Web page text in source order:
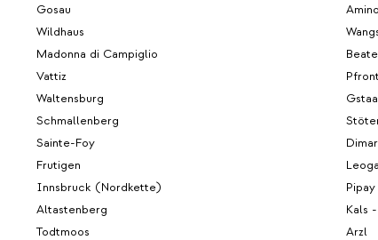
Gosau
Wildhaus
Madonna di Campiglio
Vattiz
Waltensburg
Schmallenberg
Sainte-Foy
Frutigen
Innsbruck (Nordkette)
Altastenberg
Todtmoos
Pipay
Kals
Arzl